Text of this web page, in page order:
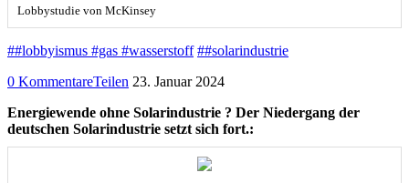
Lobbystudie von McKinsey
##lobbyismus #gas #wasserstoff ##solarindustrie
0 KommentareTeilen 23. Januar 2024
Energiewende ohne Solarindustrie ? Der Niedergang der
deutschen Solarindustrie setzt sich fort.: